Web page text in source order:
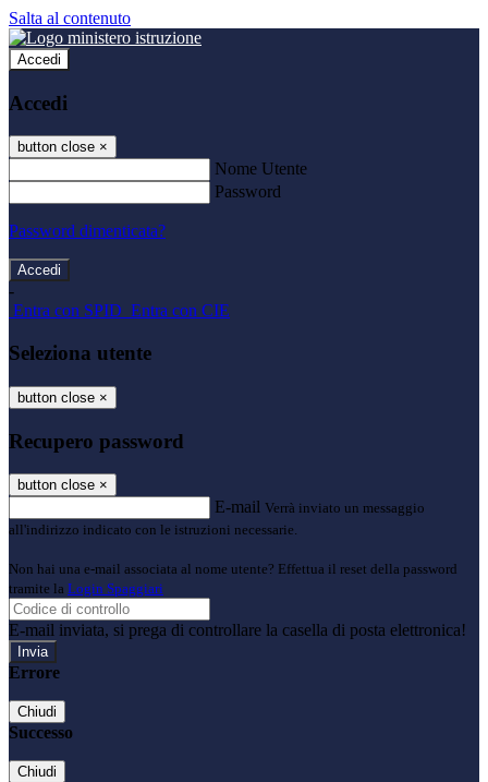
Salta al contenuto
Accedi
Accedi
button close ×
Nome Utente
Password
Password dimenticata?
-
Entra con SPID Entra con CIE
Seleziona utente
button close ×
Recupero password
button close ×
E-mail Verrà inviato un messaggio
all'indirizzo indicato con le istruzioni necessarie.
Non hai una e-mail associata al nome utente? Effettua il reset della password
tramite la Login Spaggiari
E-mail inviata, si prega di controllare la casella di posta elettronica!
Errore
Chiudi
Successo
Chiudi